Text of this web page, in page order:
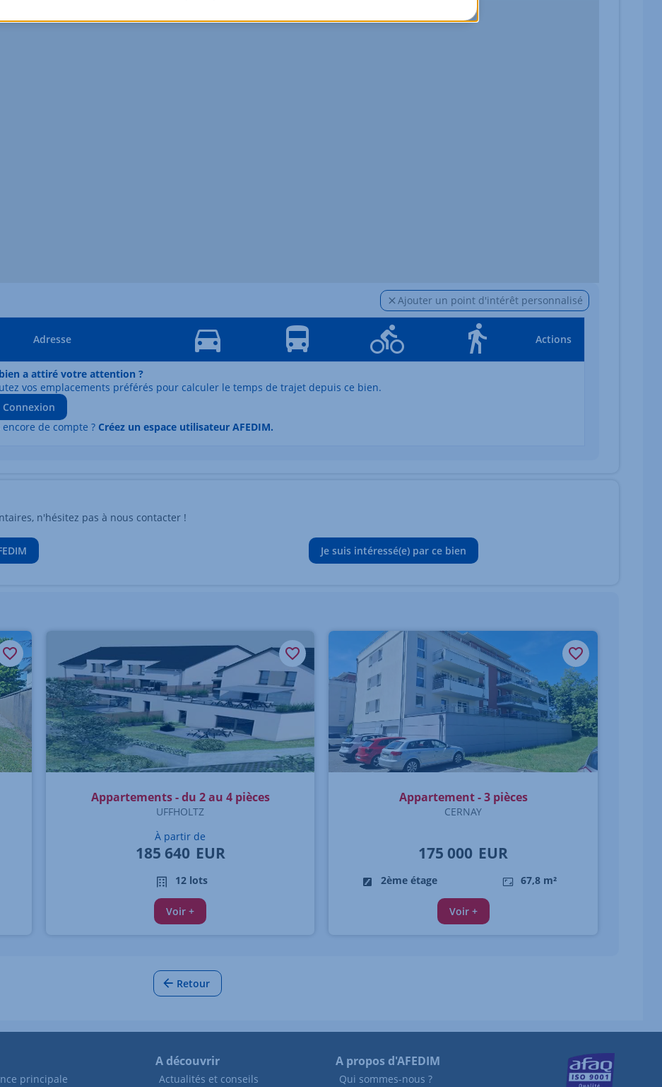
Ajouter un point d'intérêt personnalisé
Adresse Actions
a attiré votre attention ?
vos emplacements préférés pour calculer le temps de trajet depuis ce bien.
Connexion
encore de compte ? Créez un espace utilisateur AFEDIM.
n'hésitez pas à nous contacter !
Je suis intéressé(e) par ce bien
Appartements - du 2 au 4 pièces
UFFHOLTZ
À partir de
185 640 EUR
12 lots
Voir +
Appartement - 3 pièces
CERNAY
175 000 EUR
2ème étage 67,8 m²
Voir +
Retour
principale
A découvrir
Actualités et conseils
A propos d'AFEDIM
Qui sommes-nous ?